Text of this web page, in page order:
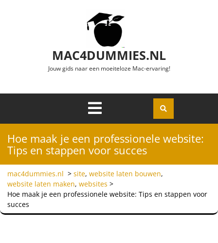
MAC4DUMMIES.NL
Jouw gids naar een moeiteloze Mac-ervaring!
Openen
Hoe maak je een professionele website:
Tips en stappen voor succes
mac4dummies.nl > site, website laten bouwen,
website laten maken, websites >
Hoe maak je een professionele website: Tips en stappen voor
succes